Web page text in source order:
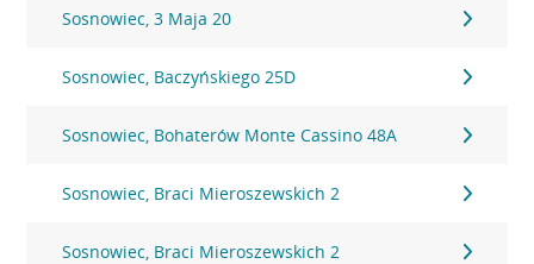
Sosnowiec, 3 Maja 20
Sosnowiec, Baczyńskiego 25D
Sosnowiec, Bohaterów Monte Cassino 48A
Sosnowiec, Braci Mieroszewskich 2
Sosnowiec, Braci Mieroszewskich 2